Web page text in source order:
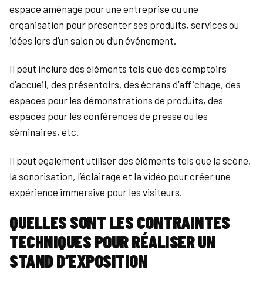
espace aménagé pour une entreprise ou une
organisation pour présenter ses produits, services ou
idées lors d’un salon ou d’un événement.
Il peut inclure des éléments tels que des comptoirs
d’accueil, des présentoirs, des écrans d’affichage, des
espaces pour les démonstrations de produits, des
espaces pour les conférences de presse ou les
séminaires, etc.
Il peut également utiliser des éléments tels que la scène,
la sonorisation, l’éclairage et la vidéo pour créer une
expérience immersive pour les visiteurs.
QUELLES SONT LES CONTRAINTES
TECHNIQUES POUR RÉALISER UN
STAND D’EXPOSITION